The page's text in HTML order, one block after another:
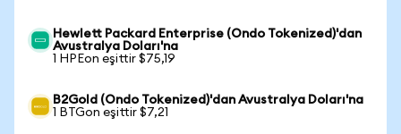
Hewlett Packard Enterprise (Ondo Tokenized)'dan
Avustralya Doları'na
1 HPEon eşittir $75,19
B2Gold (Ondo Tokenized)'dan Avustralya Doları'na
1 BTGon eşittir $7,21